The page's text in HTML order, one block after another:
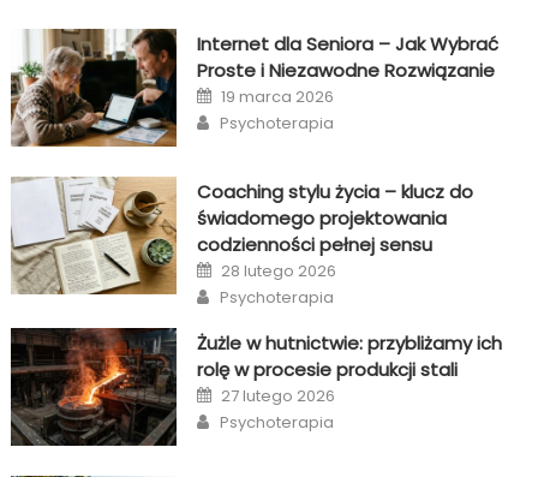
Internet dla Seniora – Jak Wybrać
Proste i Niezawodne Rozwiązanie
Posted
on
19 marca 2026
Author
Psychoterapia
Coaching stylu życia – klucz do
świadomego projektowania
codzienności pełnej sensu
Posted
on
28 lutego 2026
Author
Psychoterapia
Żużle w hutnictwie: przybliżamy ich
rolę w procesie produkcji stali
Posted
on
27 lutego 2026
Author
Psychoterapia